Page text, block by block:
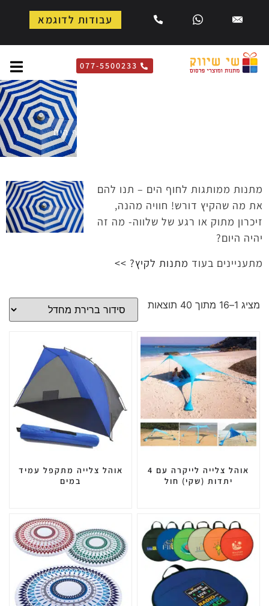
עבודות לדוגמא
077-5500233
לחוף הים
מתנות ממותגות לחוף הים – תנו להם
את מה שהקיץ דורש! חוויה מהנה,
זיכרון מתוק או רגע של שלווה- מה זה
יהיה היום?
מתעניינים בעוד מתנות לקיץ? >>
מציג 1–16 מתוך 40 תוצאות
אוהל צלייה לייקרה עם 4
יתדות (שקי) חול
אוהל צלייה מתקפל עמיד
במים